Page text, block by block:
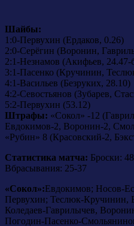
Шайбы:
1:0-Первухин (Ердаков, 0.26)
2:0-Серёгин (Воронин,
2:1-Незнамов (Акифьев, 24.47-
3:1-Пасенко (Кручинин,
4:1-Васильев (Безруких, 28.10)
4:2-Севостьянов (Зубарев,
5:2-Первухин (53.12)
Штрафы: «Сокол» -12
Евдокимов-2, Воронин-2,
«Рубин» 8 (Красовский-2,
Статистика матча: Броски:
Вбрасывания: 25-37
«Сокол»:Евдокимов; Носов-
Первухин; Теслюк-Кручинин,
Коледаев-Гаврилычев,
Погодин-Пасенко-